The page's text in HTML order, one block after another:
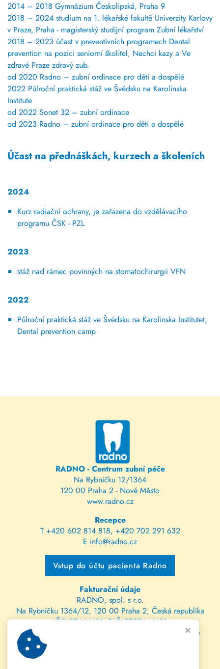
2014 – 2018 Gymnázium Českolipská, Praha 9
2018 – 2024 studium na 1. lékařské fakultě Univerzity Karlovy
v Praze, Praha - magisterský studijní program Zubní lékařství
2018 – 2023 účast v preventivních programech Dental
prevention na pozici seniorní školitel, Nechci kazy a Ve
zdravé Praze zdravý zub.
od 2020 Radno – zubní ordinace pro děti a dospělé
2022 Půlroční praktická stáž ve Švédsku na Karolinska
Institute
od 2022 Sonet 32 – zubní ordinace
od 2023 Radno – zubní ordinace pro děti a dospělé
Účast na přednáškách, kurzech a školeních
2024
Kurz radiační ochrany, je zařazena do vzdělávacího
programu ČSK - PZL
2023
stáž nad rámec povinných na stomatochirurgii VFN
2022
Půlroční praktická stáž ve Švédsku na Karolinska Institutet,
Dental prevention camp
RADNO - Centrum zubní péče
Na Rybníčku 12/1364
120 00 Praha 2 - Nové Město
www.radno.cz
Recepce
T +420 602 814 818, +420 702 291 632
E info@radno.cz
Vstup do účtu pacienta Radno
Fakturační údaje
RADNO, spol. s r.o.
Na Rybníčku 1364/12, 120 00 Praha 2, Česká republika
IČO 27444431, DIČ CZ27444431
spis. zn. C 112470 vedená u Městského soudu v Praze
bank. spojení: 202147115/0300 ČSOB